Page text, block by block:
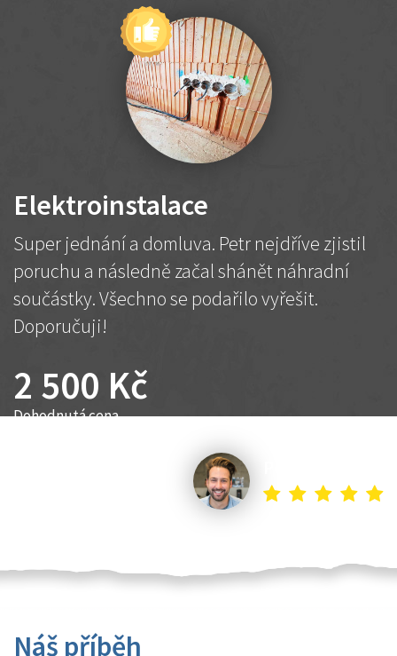
Elektroinstalace
Super jednání a domluva. Petr nejdříve zjistil
poruchu a následně začal shánět náhradní
součástky. Všechno se podařilo vyřešit.
Doporučuji!
2 500 Kč
Dohodnutá cena
Náš příběh